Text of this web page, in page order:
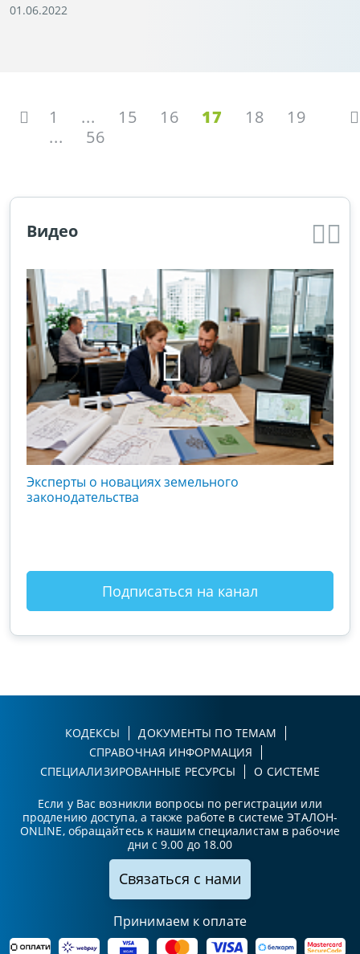
01.06.2022
1 ... 15 16 17 18
19
...
56
Видео
Эксперты о новациях земельного
законодательства
Подписаться на канал
КОДЕКСЫ
ДОКУМЕНТЫ ПО ТЕМАМ
СПРАВОЧНАЯ ИНФОРМАЦИЯ
СПЕЦИАЛИЗИРОВАННЫЕ РЕСУРСЫ
О СИСТЕМЕ
Если у Вас возникли вопросы по регистрации или
продлению доступа, а также работе в системе ЭТАЛОН-
ONLINE, обращайтесь к нашим специалистам в рабочие
дни с 9.00 до 18.00
Связаться с нами
Принимаем к оплате